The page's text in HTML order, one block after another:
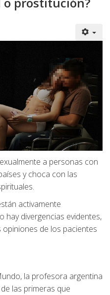
a personas con
y choca con las
activamente
hay divergencias evidentes,
de los pacientes
la profesora argentina
las primeras que